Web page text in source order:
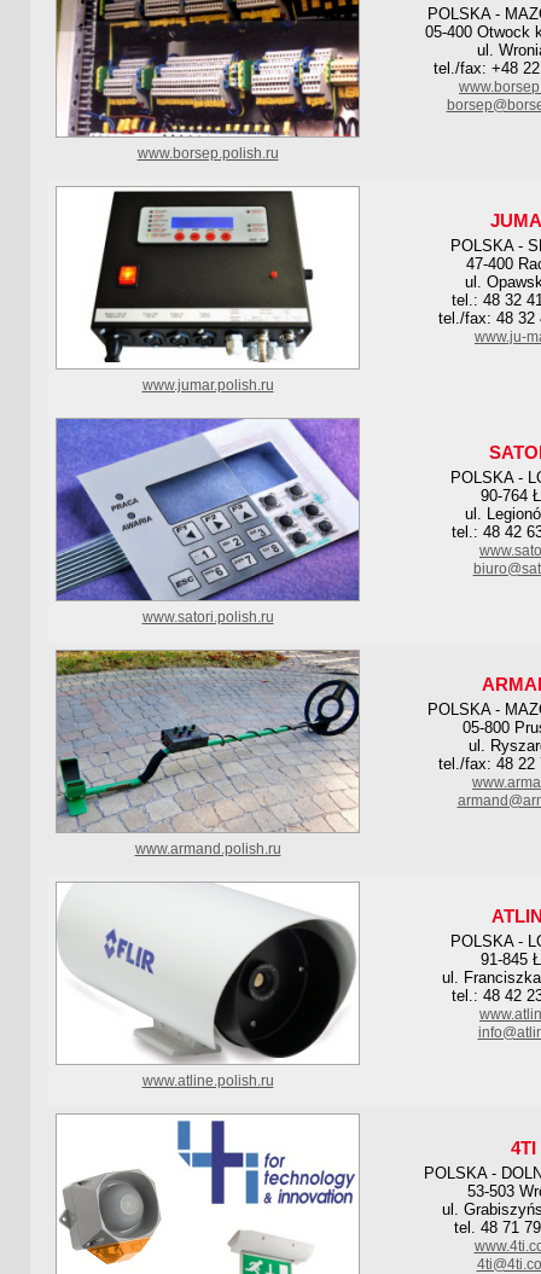
POLSKA -
05-400 Otwock
ul.
tel./fax: +48
www.borsep.polish.ru
POLSKA -
47-400
ul.
tel.: 48 32
tel./fax: 48 32
www.ju-
www.jumar.polish.ru
POLSKA -
90-764
ul.
tel.: 48 42
www.satori.polish.ru
POLSKA -
05-800
ul.
tel./fax: 48 22
www.armand.polish.ru
POLSKA -
91-845
ul.
tel.: 48 42
www.atline.polish.ru
4TI
POLSKA -
53-503
ul.
tel. 48 71